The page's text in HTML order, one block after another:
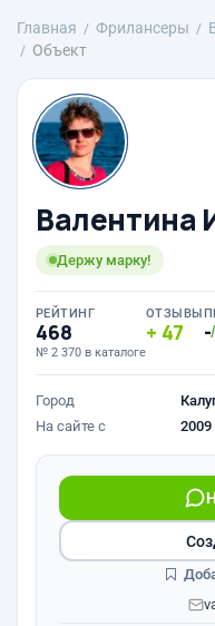
Главная Фрилансеры
Объект
Валентина
Держу марку!
РЕЙТИНГ
468
№ 2 370 в каталоге
ОТЗЫВЫ
47 -
Город
На сайте с
2009